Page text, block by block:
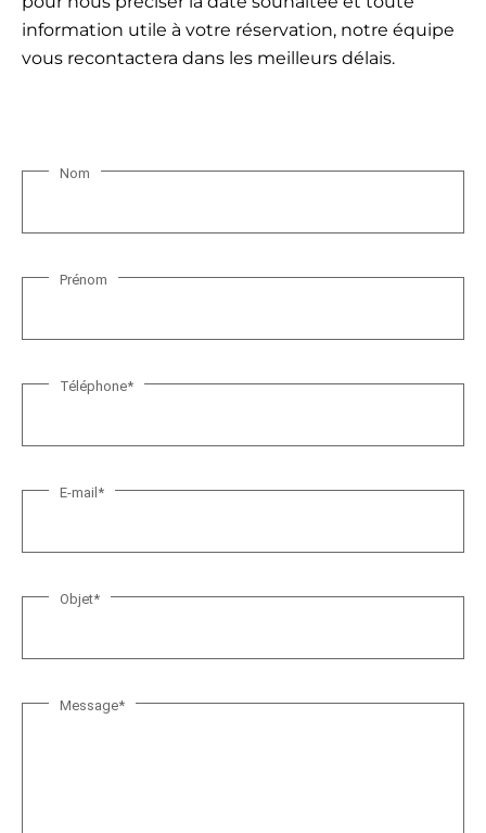
information utile à votre réservation, notre équipe
vous recontactera dans les meilleurs délais.
Nom
Prénom
Téléphone*
E-mail *
Objet*
Message*